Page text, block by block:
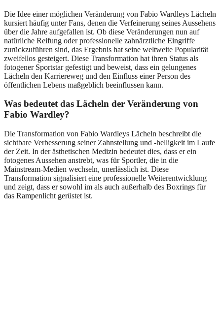
Die Idee einer möglichen Veränderung von Fabio Wardleys Lächeln
kursiert häufig unter Fans, denen die Verfeinerung seines Aussehens
über die Jahre aufgefallen ist. Ob diese Veränderungen nun auf
natürliche Reifung oder professionelle zahnärztliche Eingriffe
zurückzuführen sind, das Ergebnis hat seine weltweite Popularität
zweifellos gesteigert. Diese Transformation hat ihren Status als
fotogener Sportstar gefestigt und beweist, dass ein gelungenes
Lächeln den Karriereweg und den Einfluss einer Person des
öffentlichen Lebens maßgeblich beeinflussen kann.
Was bedeutet das Lächeln der Veränderung von
Fabio Wardley?
Die Transformation von Fabio Wardleys Lächeln beschreibt die
sichtbare Verbesserung seiner Zahnstellung und -helligkeit im Laufe
der Zeit. In der ästhetischen Medizin bedeutet dies, dass er ein
fotogenes Aussehen anstrebt, was für Sportler, die in die
Mainstream-Medien wechseln, unerlässlich ist. Diese
Transformation signalisiert eine professionelle Weiterentwicklung
und zeigt, dass er sowohl im als auch außerhalb des Boxrings für
das Rampenlicht gerüstet ist.